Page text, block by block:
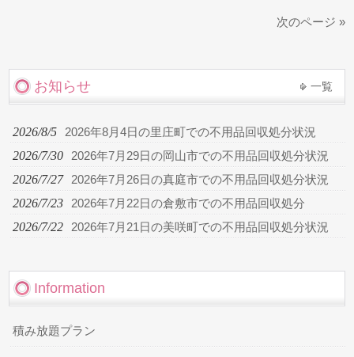
次のページ »
お知らせ 一覧
2026/8/5 2026年8月4日の里庄町での不用品回収処分状況
2026/7/30 2026年7月29日の岡山市での不用品回収処分状況
2026/7/27 2026年7月26日の真庭市での不用品回収処分状況
2026/7/23 2026年7月22日の倉敷市での不用品回収処分
2026/7/22 2026年7月21日の美咲町での不用品回収処分状況
Information
積み放題プラン